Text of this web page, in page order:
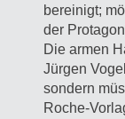
bereinigt;
der
Die armen
Jürgen
sondern
Roche-